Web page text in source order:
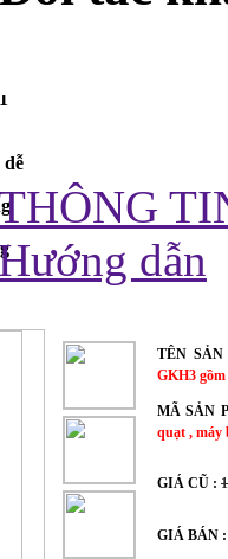
dễ
TÊN
GKH3
MÃ SẢN
quạt , máy
GIÁ CŨ :
GIÁ BÁN
dẫn